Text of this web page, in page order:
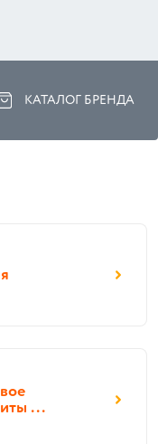
КАТАЛОГ БРЕНДА
...